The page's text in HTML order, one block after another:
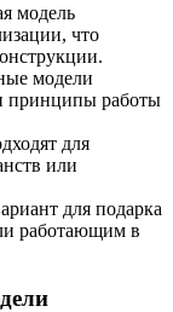
модель
что
модели
принципы работы
для
или
для подарка
работающим в